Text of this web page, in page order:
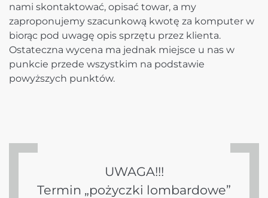
nami skontaktować, opisać towar, a my
zaproponujemy szacunkową kwotę za komputer w
biorąc pod uwagę opis sprzętu przez klienta.
Ostateczna wycena ma jednak miejsce u nas w
punkcie przede wszystkim na podstawie
powyższych punktów.
UWAGA!!!
Termin „pożyczki lombardowe”